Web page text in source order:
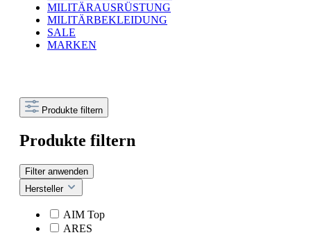
MILITÄRAUSRÜSTUNG
MILITÄRBEKLEIDUNG
SALE
MARKEN
Produkte filtern
Produkte filtern
Filter anwenden
Hersteller
AIM Top
ARES